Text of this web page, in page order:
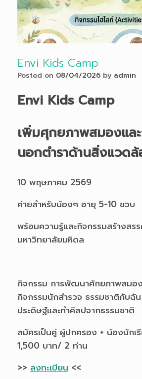
Envi Kids Camp
Posted on 08/04/2026 by admin
Envi Kids Camp
เพิ่มศุกยภาพสมองและ
นอกตำราด้านสิ่งแวด
10 พฤษภาคม 2569
ค่ายสำหรับน้องๆ อายุ 5-10 ขวบ
พร้อมความรู้และกิจกรรมสร้างส
มหาวิทยาลัยมหิดล
กิจกรรม การพัฒนาศักยภาพสมอ
กิจกรรมนักสำรวจ ธรรมชาติกับฉั
ประดิษฐ์และทำศิลปจากธรรมชาติ
สมัครเป็นคู่ ผู้ปกครอง + น้องนักเ
1,500 บาท/ 2 ท่าน
>> ลงทะเบียน <<